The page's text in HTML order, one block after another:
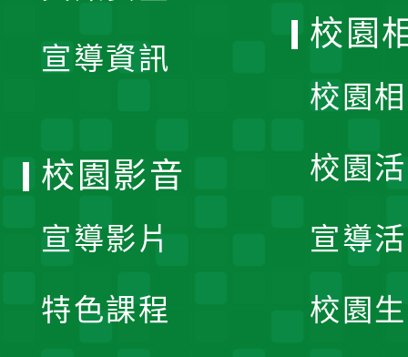
宣導資訊
校園
校園
校園
宣導
校園
校園影音
宣導影片
特色課程